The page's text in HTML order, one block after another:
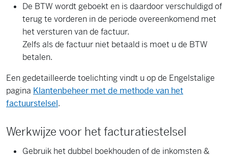
De BTW wordt geboekt en is daardoor verschuldigd of
terug te vorderen in de periode overeenkomend met
het versturen van de factuur.
Zelfs als de factuur niet betaald is moet u de BTW
betalen.
Een gedetailleerde toelichting vindt u op de Engelstalige
pagina Klantenbeheer met de methode van het
factuurstelsel.
Werkwijze voor het facturatiestelsel
Gebruik het dubbel boekhouden of de inkomsten &